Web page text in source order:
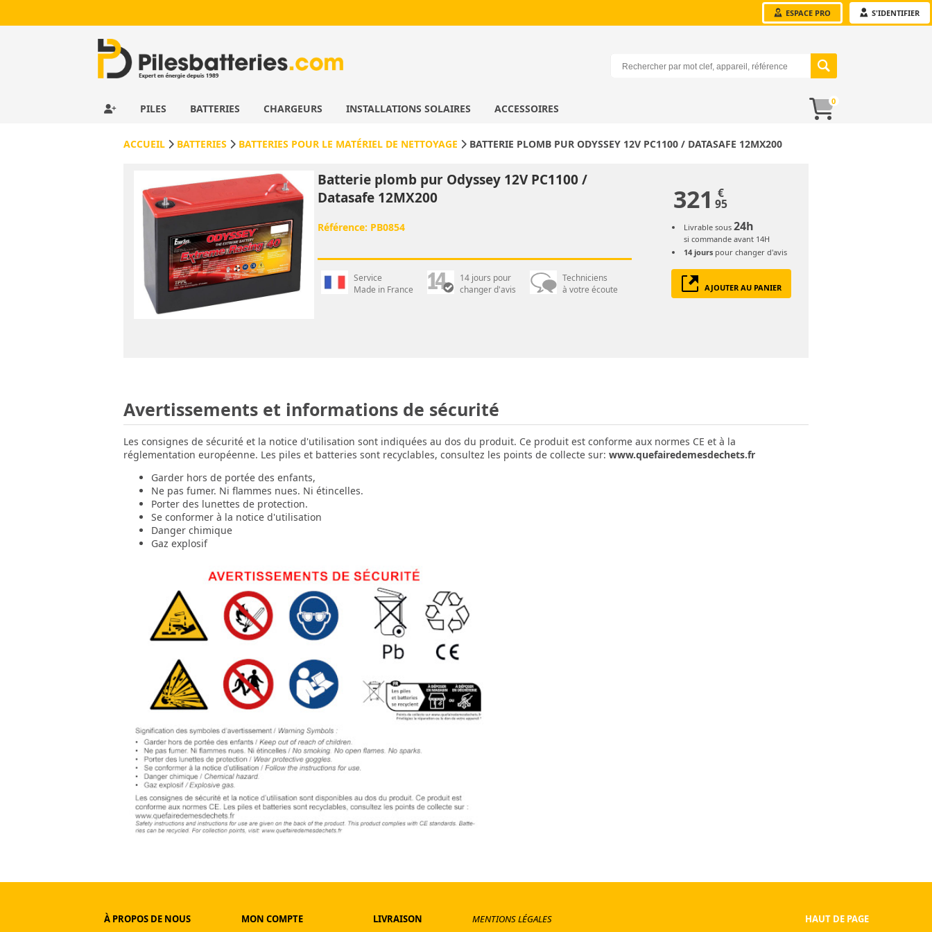
ESPACE PRO S'IDENTIFIER
PILES BATTERIES CHARGEURS INSTALLATIONS SOLAIRES ACCESSOIRES
0
ACCUEIL BATTERIES BATTERIES POUR LE MATÉRIEL DE NETTOYAGE BATTERIE PLOMB PUR ODYSSEY 12V PC1100 / DATASAFE 12MX200
Batterie plomb pur Odyssey 12V PC1100 /
Datasafe 12MX200
Référence: PB0854
Service
Made in France
14 jours pour
changer d'avis
Techniciens
à votre écoute
321 €
95
Livrable sous 24h
si commande avant 14H
14 jours pour changer d'avis
AJOUTER AU PANIER
Avertissements et informations de sécurité
Les consignes de sécurité et la notice d'utilisation sont indiquées au dos du produit. Ce produit est conforme aux normes CE et à la
réglementation européenne. Les piles et batteries sont recyclables, consultez les points de collecte sur: www.quefairedemesdechets.fr
Garder hors de portée des enfants,
Ne pas fumer. Ni flammes nues. Ni étincelles.
Porter des lunettes de protection.
Se conformer à la notice d'utilisation
Danger chimique
Gaz explosif
À PROPOS DE NOUS MON COMPTE LIVRAISON MENTIONS LÉGALES HAUT DE PAGE